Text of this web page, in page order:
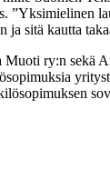
sitä kautta
ry:n